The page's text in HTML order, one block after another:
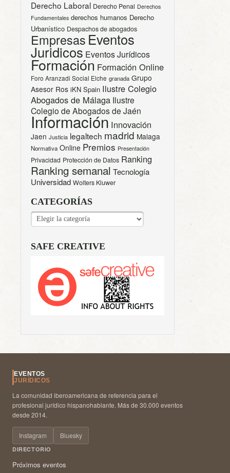
Derecho Laboral Derecho Penal Derechos
Fundamentales derechos humanos Derecho
Urbanístico Despachos de abogados
Empresas Eventos
Juridicos Eventos Jurídicos
Formación Formación Online
Foro Aranzadi Social Elche granada Grupo
Asesor Ros iKN Spain Ilustre Colegio
Abogados de Málaga Ilustre
Colegio de Abogados de Jaén
Información Innovación
Jaen Justicia legaltech madrid Malaga
Normativa Online Premios Presentación
Privacidad Protección de Datos Ranking
Ranking semanal Tecnología
Universidad Wolters Kluwer
CATEGORÍAS
CATEGORÍAS
SAFE CREATIVE
EVENTOS
JURÍDICOS
La comunidad iberoamericana de referencia para el
profesional jurídico hispanohablante. Más de 30.000 eventos
desde 2014.
Instagram Bluesky
DIRECTORIO
Próximos eventos